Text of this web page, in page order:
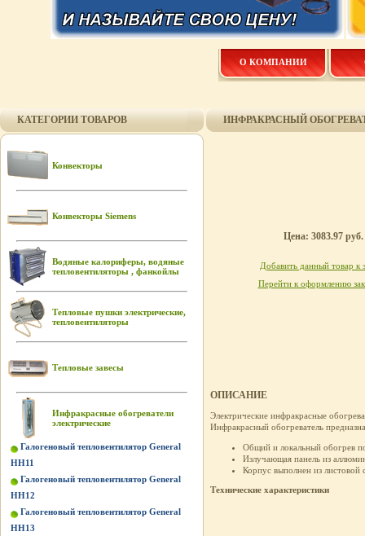
О КОМПАНИИ
КАТЕГОРИИ ТОВАРОВ
Конвекторы
Конвекторы Siemens
Водяные калориферы, водяные
тепловентиляторы , фанкойлы
Тепловые пушки электрические,
тепловентиляторы
Тепловые завесы
Инфракрасные обогреватели
электрические
Галогеновый тепловентилятор General
HH11
Галогеновый тепловентилятор General
HH12
Галогеновый тепловентилятор General
HH13
ИНФРАКРАСНЫЙ
Цена: 3083.97 руб.
Добавить данный товар к
Перейти к оформлению
ОПИСАНИЕ
Электрические инфракрасные
Инфракрасный обогреватель
Общий и локальный обогрев
Излучающая панель из
Корпус выполнен из
Технические характеристики